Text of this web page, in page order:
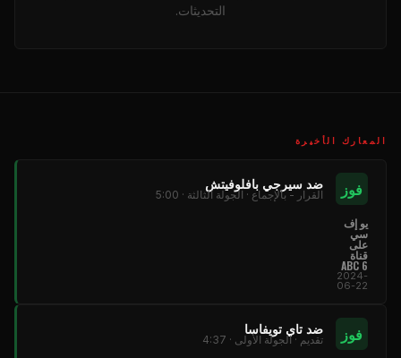
التحديثات.
المعارك الأخيرة
فوز ضد سيرجي بافلوفيتش
القرار - بالإجماع · الجولة الثالثة · 5:00
يو إف
سي
على
قناة
ABC 6
2024-
06-22
فوز ضد تاي تويفاسا
تقديم · الجولة الأولى · 4:37